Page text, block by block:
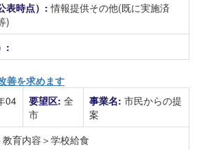
表時点）:情報提供その他(既に実施済
)
:
善を求めます
04
要望区: 全
市
事業名: 市民からの提
案
育内容＞学校給食